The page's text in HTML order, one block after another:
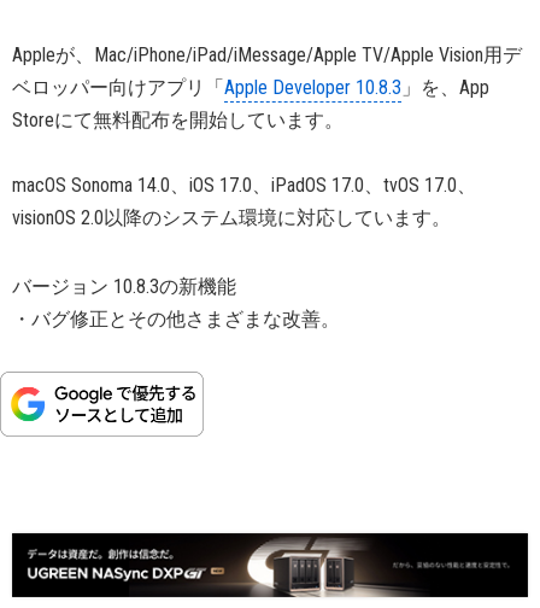
Appleが、Mac/iPhone/iPad/iMessage/Apple TV/Apple Vision用デ
ベロッパー向けアプリ「 Apple Developer 10.8.3 」を、App
Storeにて無料配布を開始しています。
macOS Sonoma 14.0、iOS 17.0、iPadOS 17.0、tvOS 17.0、
visionOS 2.0以降のシステム環境に対応しています。
バージョン 10.8.3の新機能
・バグ修正とその他さまざまな改善。